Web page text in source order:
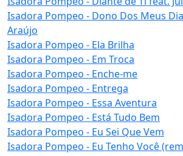
Isadora Pompeo - Dono Dos Meus
Araújo
Isadora Pompeo - Ela Brilha
Isadora Pompeo - Em Troca
Isadora Pompeo - Enche-me
Isadora Pompeo - Entrega
Isadora Pompeo - Essa Aventura
Isadora Pompeo - Está Tudo Bem
Isadora Pompeo - Eu Sei Que Vem
Isadora Pompeo - Eu Tenho Você